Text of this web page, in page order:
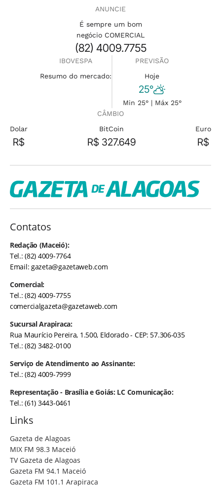
ANUNCIE
É sempre um bom
negócio COMERCIAL
(82) 4009.7755
IBOVESPA
Resumo do mercado:
PREVISÃO
Hoje
25°
Min 25° | Máx 25°
CÂMBIO
Dolar
R$
BitCoin
R$ 327.649
Euro
R$
Contatos
Redação (Maceió):
Tel.: (82) 4009-7764
Email:gazeta@gazetaweb.com
Comercial:
Tel.: (82) 4009-7755
comercialgazeta@gazetaweb.com
Sucursal Arapiraca:
Rua Maurício Pereira, 1.500, Eldorado - CEP: 57.306-035
Tel.: (82) 3482-0100
Serviço de Atendimento ao Assinante:
Tel.: (82) 4009-7999
Representação - Brasília e Goiás: LC Comunicação:
Tel.: (61) 3443-0461
Links
Gazeta de Alagoas
MIX FM 98.3 Maceió
TV Gazeta de Alagoas
Gazeta FM 94.1 Maceió
Gazeta FM 101.1 Arapiraca